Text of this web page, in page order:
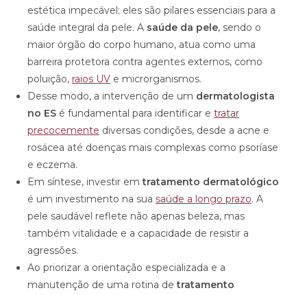
estética impecável; eles são pilares essenciais para a
saúde integral da pele. A saúde da pele, sendo o
maior órgão do corpo humano, atua como uma
barreira protetora contra agentes externos, como
poluição, raios UV e microrganismos.
Desse modo, a intervenção de um dermatologista
no ES é fundamental para identificar e tratar
precocemente diversas condições, desde a acne e
rosácea até doenças mais complexas como psoríase
e eczema.
Em síntese, investir emtratamento dermatológico
é um investimento na sua saúde a longo prazo. A
pele saudável reflete não apenas beleza, mas
também vitalidade e a capacidade de resistir a
agressões.
Ao priorizar a orientação especializada e a
manutenção de uma rotina detratamento